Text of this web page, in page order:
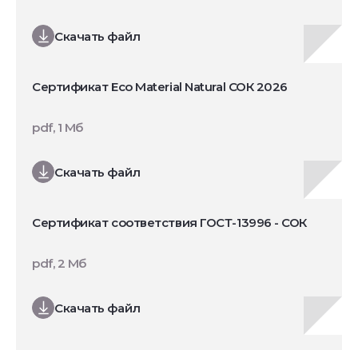
Скачать файл
Сертификат Eco Material Natural СОК 2026
Скачать файл
pdf, 1 Мб
Сертификат соответствия ГОСТ-13996 - СОК
Скачать файл
pdf, 2 Мб